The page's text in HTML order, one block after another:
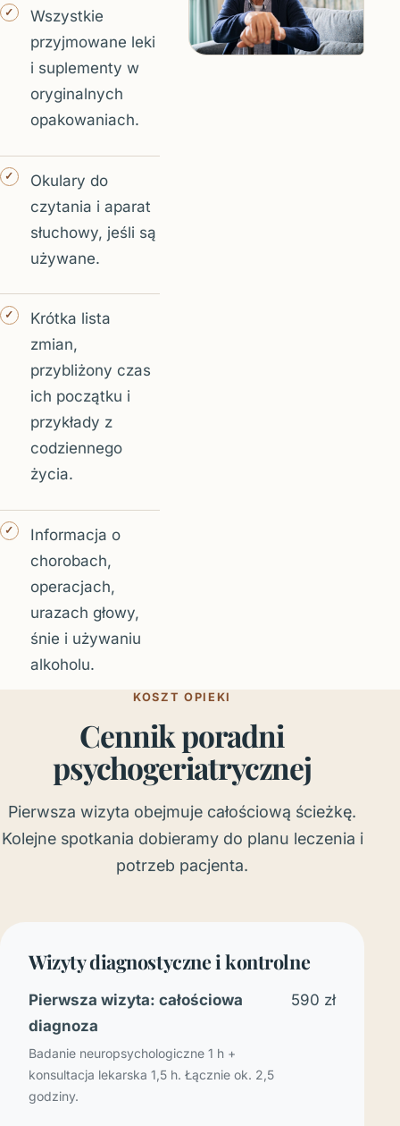
Wszystkie
przyjmowane leki
i suplementy w
oryginalnych
opakowaniach.
Okulary do
czytania i aparat
słuchowy, jeśli są
używane.
Krótka lista
zmian,
przybliżony czas
ich początku i
przykłady z
codziennego
życia.
Informacja o
chorobach,
operacjach,
urazach głowy,
śnie i używaniu
alkoholu.
KOSZT OPIEKI
Cennik poradni
psychogeriatrycznej
Pierwsza wizyta obejmuje całościową ścieżkę.
Kolejne spotkania dobieramy do planu leczenia i
potrzeb pacjenta.
Wizyty diagnostyczne i kontrolne
Pierwsza wizyta: całościowa
diagnoza
Badanie neuropsychologiczne 1 h +
konsultacja lekarska 1,5 h. Łącznie ok. 2,5
godziny.
590 zł